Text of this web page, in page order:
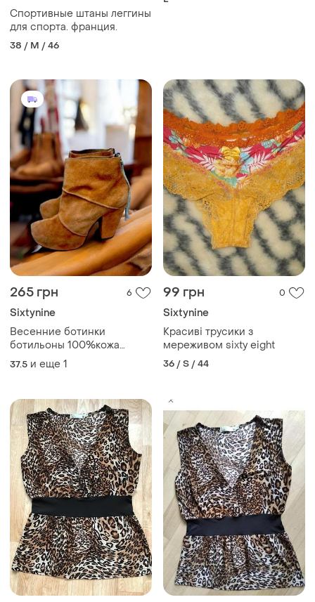
Спортивные штаны леггины
для спорта. франция.
38 / M / 46
265 грн 6
Sixtynine
Весенние ботинки
ботильоны 100%кожа
sixtyseven испания p.36-37
37.5 и еще 1
99 грн 0
Sixtynine
Красиві трусики з
мереживом sixty eight
36 / S / 44